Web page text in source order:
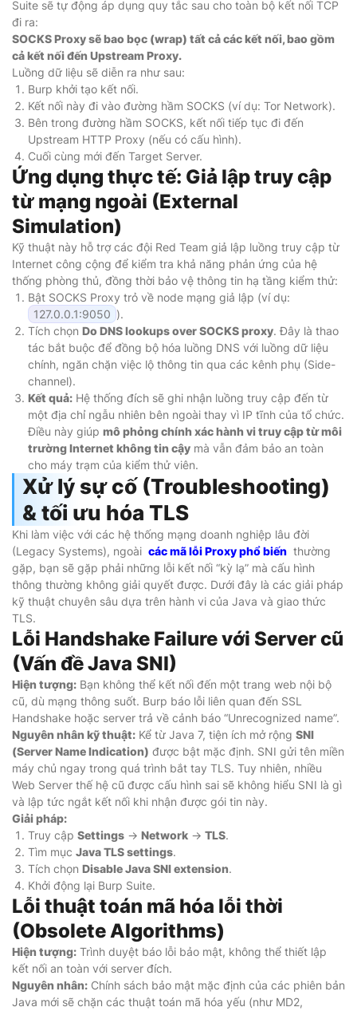
Suite sẽ tự động áp dụng quy tắc sau cho toàn bộ kết nối TCP
đi ra:
SOCKS Proxy sẽ bao bọc (wrap) tất cả các kết nối, bao gồm
cả kết nối đến Upstream Proxy.
Luồng dữ liệu sẽ diễn ra như sau:
Burp khởi tạo kết nối.
Kết nối này đi vào đường hầm SOCKS (ví dụ: Tor Network).
Bên trong đường hầm SOCKS, kết nối tiếp tục đi đến
Upstream HTTP Proxy (nếu có cấu hình).
Cuối cùng mới đến Target Server.
Ứng dụng thực tế: Giả lập truy cập
từ mạng ngoài (External
Simulation)
Kỹ thuật này hỗ trợ các đội Red Team giả lập luồng truy cập từ
Internet công cộng để kiểm tra khả năng phản ứng của hệ
thống phòng thủ, đồng thời bảo vệ thông tin hạ tầng kiểm thử:
Bật SOCKS Proxy trỏ về node mạng giả lập (ví dụ:
127.0.0.1:9050 ).
Tích chọn Do DNS lookups over SOCKS proxy. Đây là thao
tác bắt buộc để đồng bộ hóa luồng DNS với luồng dữ liệu
chính, ngăn chặn việc lộ thông tin qua các kênh phụ (Side-
channel).
Kết quả: Hệ thống đích sẽ ghi nhận luồng truy cập đến từ
một địa chỉ ngẫu nhiên bên ngoài thay vì IP tĩnh của tổ chức.
Điều này giúp mô phỏng chính xác hành vi truy cập từ môi
trường Internet không tin cậy mà vẫn đảm bảo an toàn
cho máy trạm của kiểm thử viên.
Xử lý sự cố (Troubleshooting)
& tối ưu hóa TLS
Khi làm việc với các hệ thống mạng doanh nghiệp lâu đời
(Legacy Systems), ngoài các mã lỗi Proxy phổ biến thường
gặp, bạn sẽ gặp phải những lỗi kết nối “kỳ lạ” mà cấu hình
thông thường không giải quyết được. Dưới đây là các giải pháp
kỹ thuật chuyên sâu dựa trên hành vi của Java và giao thức
TLS.
Lỗi Handshake Failure với Server cũ
(Vấn đề Java SNI)
Hiện tượng: Bạn không thể kết nối đến một trang web nội bộ
cũ, dù mạng thông suốt. Burp báo lỗi liên quan đến SSL
Handshake hoặc server trả về cảnh báo “Unrecognized name”.
Nguyên nhân kỹ thuật: Kể từ Java 7, tiện ích mở rộng SNI
(Server Name Indication) được bật mặc định. SNI gửi tên miền
máy chủ ngay trong quá trình bắt tay TLS. Tuy nhiên, nhiều
Web Server thế hệ cũ được cấu hình sai sẽ không hiểu SNI là gì
và lập tức ngắt kết nối khi nhận được gói tin này.
Giải pháp:
Truy cập Settings -> Network -> TLS.
Tìm mục Java TLS settings.
Tích chọn Disable Java SNI extension.
Khởi động lại Burp Suite.
Lỗi thuật toán mã hóa lỗi thời
(Obsolete Algorithms)
Hiện tượng: Trình duyệt báo lỗi bảo mật, không thể thiết lập
kết nối an toàn với server đích.
Nguyên nhân: Chính sách bảo mật mặc định của các phiên bản
Java mới sẽ chặn các thuật toán mã hóa yếu (như MD2,